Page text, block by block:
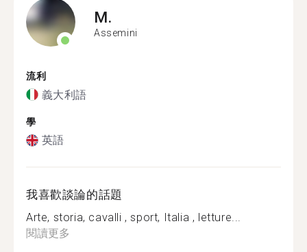
M.
Assemini
流利
義大利語
學
英語
我喜歡談論的話題
Arte, storia, cavalli , sport, Italia , letture...
閱讀更多